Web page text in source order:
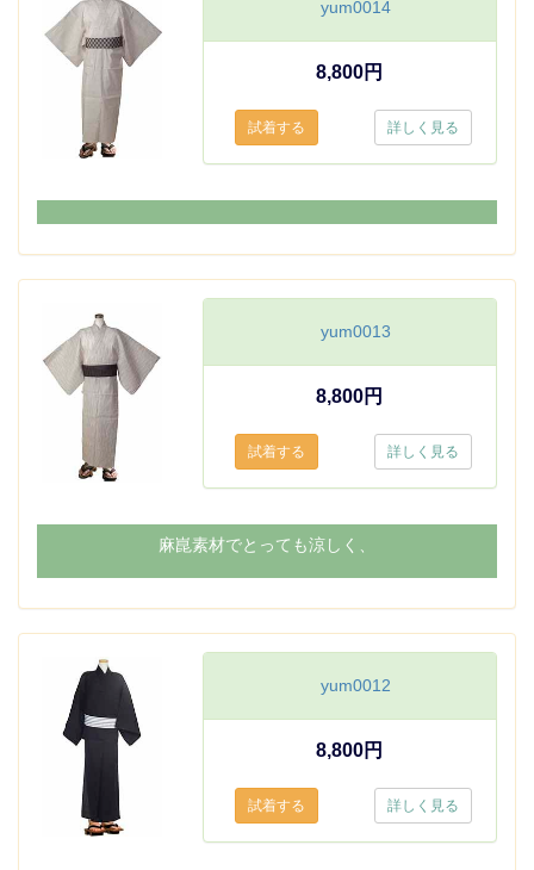
yum0014
8,800円
詳しく見る
yum0013
8,800円
詳しく見る
麻崑素材でとっても涼しく、
yum0012
8,800円
詳しく見る